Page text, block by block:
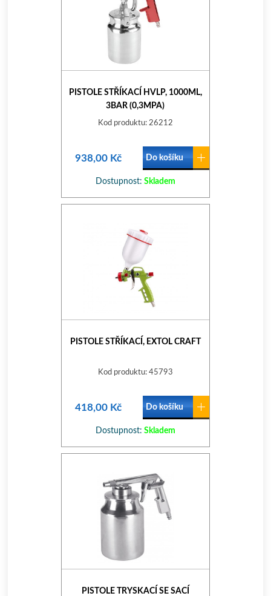
PISTOLE STŘÍKACÍ HVLP, 1000ML,
3BAR (0,3MPA)
Kod produktu: 26212
938,00 Kč Do košíku
Dostupnost: Skladem
PISTOLE STŘÍKACÍ, EXTOL CRAFT
Kod produktu: 45793
418,00 Kč Do košíku
Dostupnost: Skladem
PISTOLE TRYSKACÍ SE SACÍ